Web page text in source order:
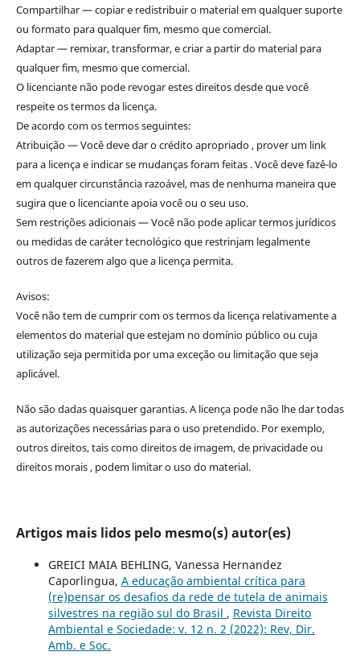
Compartilhar — copiar e redistribuir o material em qualquer suporte
ou formato para qualquer fim, mesmo que comercial.
Adaptar — remixar, transformar, e criar a partir do material para
qualquer fim, mesmo que comercial.
O licenciante não pode revogar estes direitos desde que você
respeite os termos da licença.
De acordo com os termos seguintes:
Atribuição — Você deve dar o crédito apropriado , prover um link
para a licença e indicar se mudanças foram feitas . Você deve fazê-lo
em qualquer circunstância razoável, mas de nenhuma maneira que
sugira que o licenciante apoia você ou o seu uso.
Sem restrições adicionais — Você não pode aplicar termos jurídicos
ou medidas de caráter tecnológico que restrinjam legalmente
outros de fazerem algo que a licença permita.
Avisos:
Você não tem de cumprir com os termos da licença relativamente a
elementos do material que estejam no domínio público ou cuja
utilização seja permitida por uma exceção ou limitação que seja
aplicável.
Não são dadas quaisquer garantias. A licença pode não lhe dar todas
as autorizações necessárias para o uso pretendido. Por exemplo,
outros direitos, tais como direitos de imagem, de privacidade ou
direitos morais , podem limitar o uso do material.
Artigos mais lidos pelo mesmo(s) autor(es)
GREICI MAIA BEHLING, Vanessa Hernandez
Caporlingua, A educação ambiental crítica para
(re)pensar os desafios da rede de tutela de animais
silvestres na região sul do Brasil , Revista Direito
Ambiental e Sociedade: v. 12 n. 2 (2022): Rev, Dir.
Amb. e Soc.